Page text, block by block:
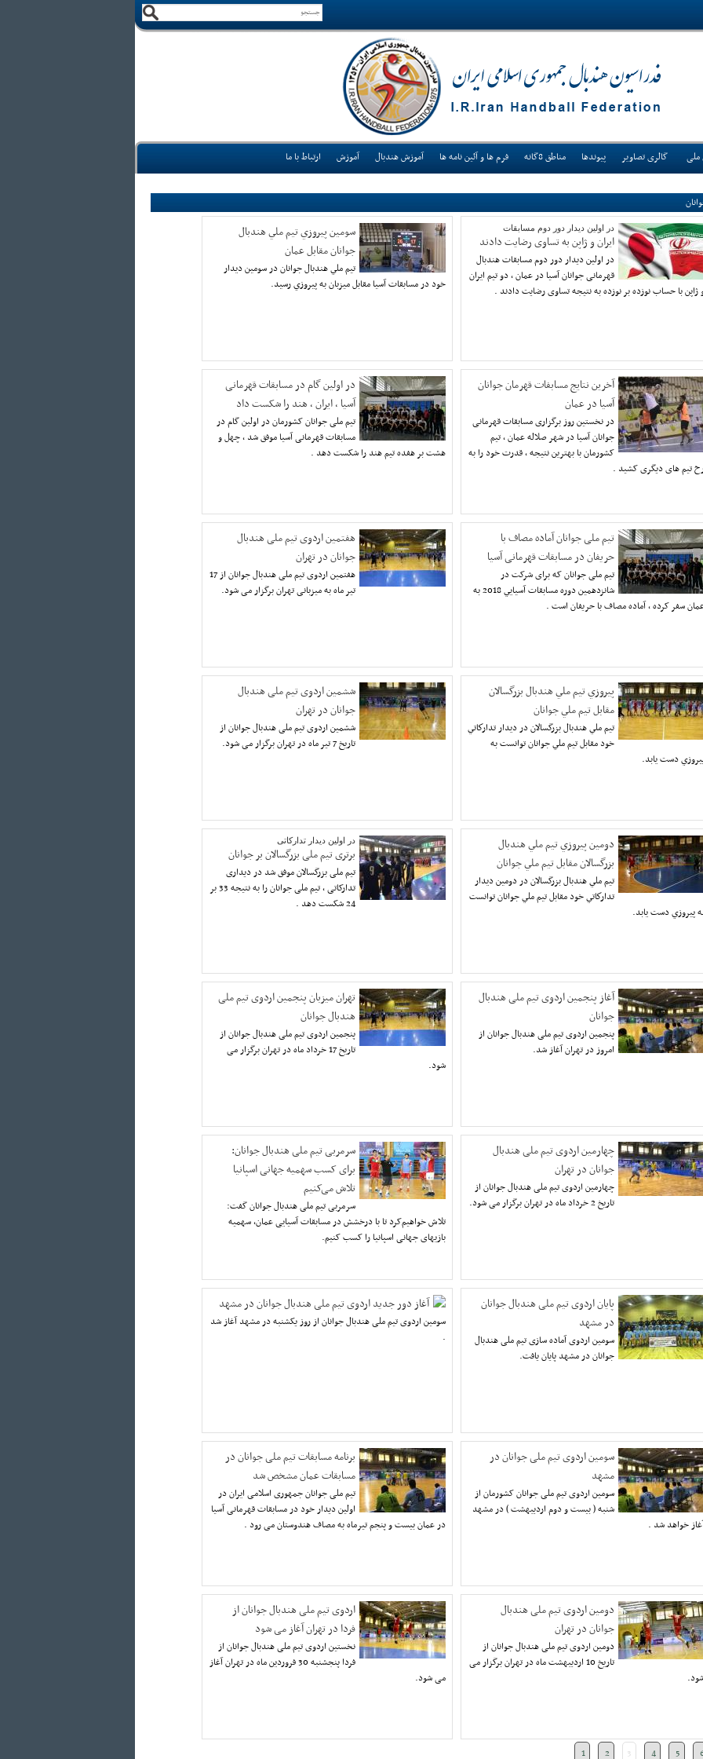
ملی گالری تصاویر پیوندها مناطق 8گانه فرم ها و آئین نامه ها آموزش هندبال آموزش ارتباط با ما
در اولین دیدار دور دوم مسابقات
ایران و ژاپن به تساوی رضایت دادند
در اولین دیدار دور دوم مسابقات هندبال
قهرمانی جوانان آسیا در عمان ، دو تیم ایران
ژاپن با حساب نوزده بر نوزده به نتیجه تساوی رضایت دادند .
سومين پيروزي تيم ملي هندبال
جوانان مقابل عمان
تيم ملي هندبال جوانان در سومين ديدار
خود در مسابقات آسيا مقابل ميزبان به پيروزي رسيد.
آخرین نتایج مسابفات قهرمان جوانان
آسیا در عمان
در نخستین روز برگزاری مسابقات قهرمانی
جوانان آسیا در شهر صلاله عمان ، تیم
کشورمان با بهترین نتیجه ، قدرت خود را به
تیم های دیگری کشید .
در اولین گام در مسابقات قهرمانی
آسیا ، ایران ، هند را شکست داد
تیم ملی جوانان کشورمان در اولین گام در
مسابقات قهرمانی آسیا موفق شد ، چهل و
هشت بر هفده تیم هند را شکست دهد .
تیم ملی جوانان آماده مصاف با
حریفان در مسابقات قهرمانی آسیا
تیم ملی جوانان که برای شرکت در
شانزدهمين دوره مسابقات آسيايي 2018 به
سفر کرده ، آماده مصاف با حریفان است .
هفتمین اردوی تیم ملی هندبال
جوانان در تهران
هفتمین اردوی تیم ملی هندبال جوانان از 17
تیر ماه به میزبانی تهران برگزار می شود.
پيروزي تيم ملي هندبال بزرگسالان
مقابل تيم ملي جوانان
تيم ملي هندبال بزرگسالان در ديدار تداركاتي
خود مقابل تيم ملي جوانان توانست به
دست يابد.
ششمین اردوی تیم ملی هندبال
جوانان در تهران
ششمین اردوی تیم ملی هندبال جوانان از
تاریخ 7 تیر ماه در تهران برگزار می شود.
دومين پيروزي تيم ملي هندبال
بزرگسالان مقابل تيم ملي جوانان
تيم ملي هندبال بزرگسالان در دومين ديدار
تداركاتي خود مقابل تيم ملي جوانان توانست
پيروزي دست يابد.
در اولین دیدار تدارکاتی
برتری تیم ملی بزرگسالان بر جوانان
تیم ملی بزرگسالان موفق شد در دیداری
تدارکاتی ، تیم ملی جوانان را به نتیجه 33 بر
24 شکست دهد .
آغاز پنجمین اردوی تیم ملی هندبال
جوانان
پنجمین اردوی تیم ملی هندبال جوانان از
امروز در تهران آغاز شد.
تهران میزبان پنجمین اردوی تیم ملی
هندبال جوانان
پنجمین اردوی تیم ملی هندبال جوانان از
تاریخ 17 خرداد ماه در تهران برگزار می
شود.
چهارمین اردوی تیم ملی هندبال
جوانان در تهران
چهارمین اردوی تیم ملی هندبال جوانان از
تاریخ 2 خرداد ماه در تهران برگزار می شود.
سرمربی تیم ملی هندبال جوانان:
برای کسب سهمیه جهانی اسپانیا
تلاش می‌کنیم
سرمربی تیم ملی هندبال جوانان گفت:
تلاش خواهیم‌کرد تا با درخشش در مسابقات آسیایی عمان، سهمیه
بازی‎های جهانی اسپانیا را کسب کنیم.
پایان اردوی تیم ملی هندبال جوانان
در مشهد
سومین اردوی آماده سازی تیم ملی هندبال
جوانان در مشهد پایان یافت.
آغاز دور جدید اردوی تیم ملی هندبال جوانان در مشهد
سومین اردوی تیم ملی هندبال جوانان از روز یکشنبه در مشهد آغاز شد
.
سومین اردوی تیم ملی جوانان در
مشهد
سومین اردوی تیم ملی جوانان کشورمان از
شنبه ( بیست و دوم اردیبهشت ) در مشهد
خواهد شد .
برنامه مسابقات تیم ملی جوانان در
مسابقات عمان مشخص شد
تیم ملی جوانان جمهوری اسلامی ایران در
اولین دیدار خود در مسابقات قهرمانی آسیا
در عمان بیست و پنجم تیرماه به مصاف هندوستان می رود .
دومین اردوی تیم ملی هندبال
جوانان در تهران
دومین اردوی تیم ملی هندبال جوانان از
تاریخ 10 اردیبهشت ماه در تهران برگزار می
اردوی تیم ملی هندبال جوانان از
فردا در تهران آغاز می شود
نخستین اردوی تیم ملی هندبال جوانان از
فردا پنجشنبه 30 فروردین ماه در تهران آغاز
می شود.
1 2 3 4 5